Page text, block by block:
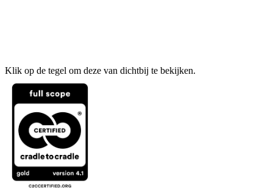
Klik op de tegel om deze van dichtbij te bekijken.